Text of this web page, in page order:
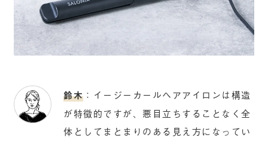
鈴木 ：イージーカールヘアアイロンは構造
が特徴的ですが、悪目立ちすることなく全
体としてまとまりのある見え方になってい